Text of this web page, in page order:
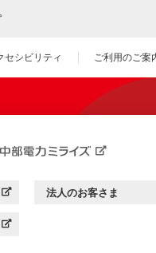
セシビリティ ご利用のご案
中部電力ミライズ：
法人のお客さま
（新しいウィンドウを